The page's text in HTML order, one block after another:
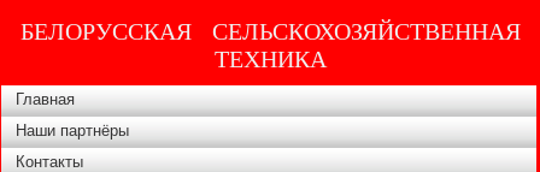
БЕЛОРУССКАЯ СЕЛЬСКОХОЗЯЙСТВЕННАЯ
ТЕХНИКА
Главная
Наши партнёры
Контакты